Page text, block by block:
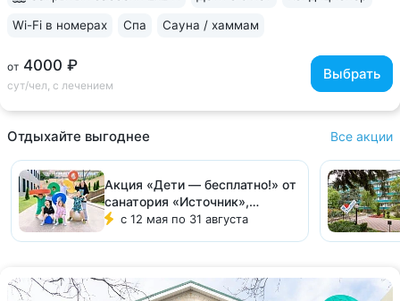
от 4000 ₽
сут/чел, с лечением
Выбрать
Wi-Fi в номерах Спа Сауна / хаммам
Отдыхайте выгоднее Все акции
Акция «Дети — бесплатно!» от
санатория «Источник»,
Железноводск
с 12 мая по 31 августа